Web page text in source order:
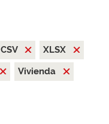
CSV
XLSX
Vivienda